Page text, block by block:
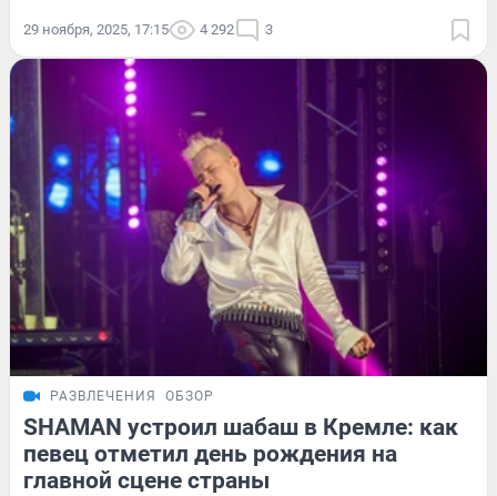
29 ноября, 2025, 17:15 4 292 3
РАЗВЛЕЧЕНИЯ ОБЗОР
SHAMAN устроил шабаш в Кремле: как
певец отметил день рождения на
главной сцене страны